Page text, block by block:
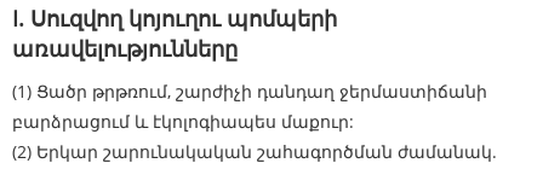
I. Սուզվող կոյուղու պոմպերի
առավելությունները
(1) Ցածր թրթռում, շարժիչի դանդաղ ջերմաստիճանի
բարձրացում և էկոլոգիապես մաքուր:
(2) Երկար շարունակական շահագործման ժամանակ.